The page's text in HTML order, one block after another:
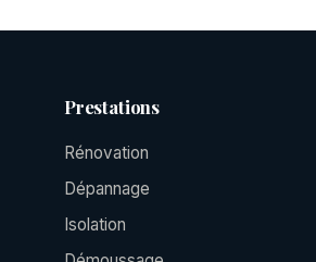
Prestations
Rénovation
Dépannage
Isolation